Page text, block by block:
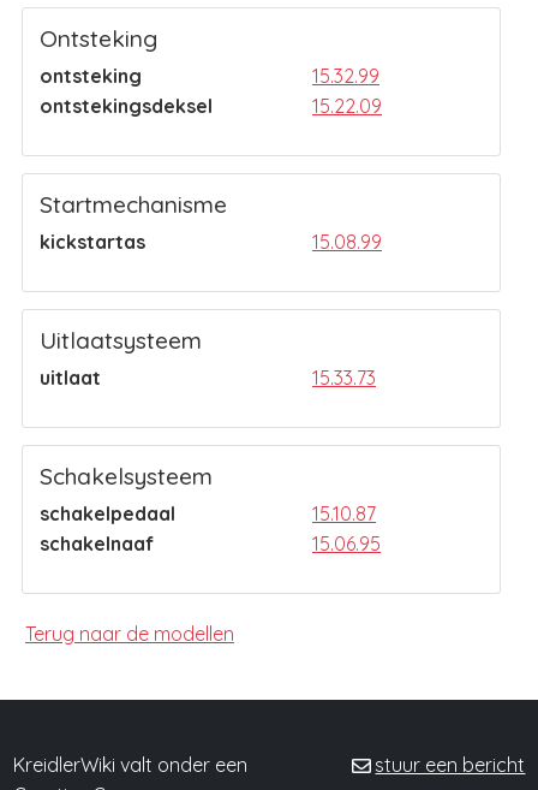
Ontsteking
ontsteking
15.32.99
ontstekingsdeksel
15.22.09
Startmechanisme
kickstartas 15.08.99
Uitlaatsysteem
uitlaat 15.33.73
Schakelsysteem
schakelpedaal
15.10.87
schakelnaaf
15.06.95
Terug naar de modellen
KreidlerWiki valt onder een
stuur een bericht